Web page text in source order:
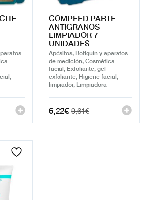
COMPEED PARTE
ANTIGRANOS
LIMPIADOR 7
UNIDADES
Apósitos, Botiquín y aparatos
de medición, Cosmética
facial, Exfoliante, gel
exfoliante, Higiene facial,
limpiador, Limpiadora
9,61€
6,22€